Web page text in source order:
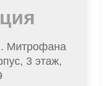
Митрофана
3 этаж,